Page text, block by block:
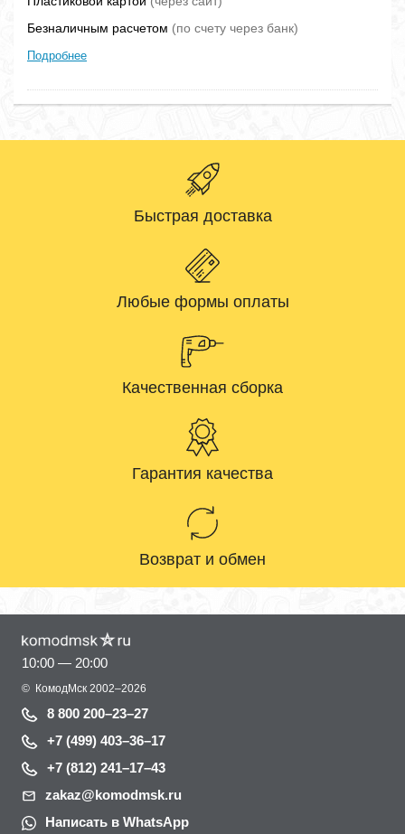
Безналичным расчетом (по счету через банк)
Подробнее
Быстрая доставка
Любые формы оплаты
Качественная сборка
Гарантия качества
Возврат и обмен
10:00 — 20:00
© КомодМск 2002–2026
8 800 200–23–27
+7 (499) 403–36–17
+7 (812) 241–17–43
zakaz@komodmsk.ru
Написать в WhatsApp